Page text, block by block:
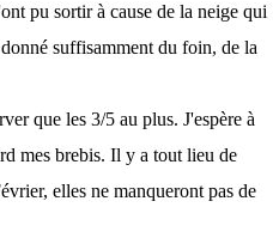
pu sortir à cause de la neige qui
suffisamment du foin, de la
que les 3/5 au plus. J'espère à
mes brebis. Il y a tout lieu de
elles ne manqueront pas de